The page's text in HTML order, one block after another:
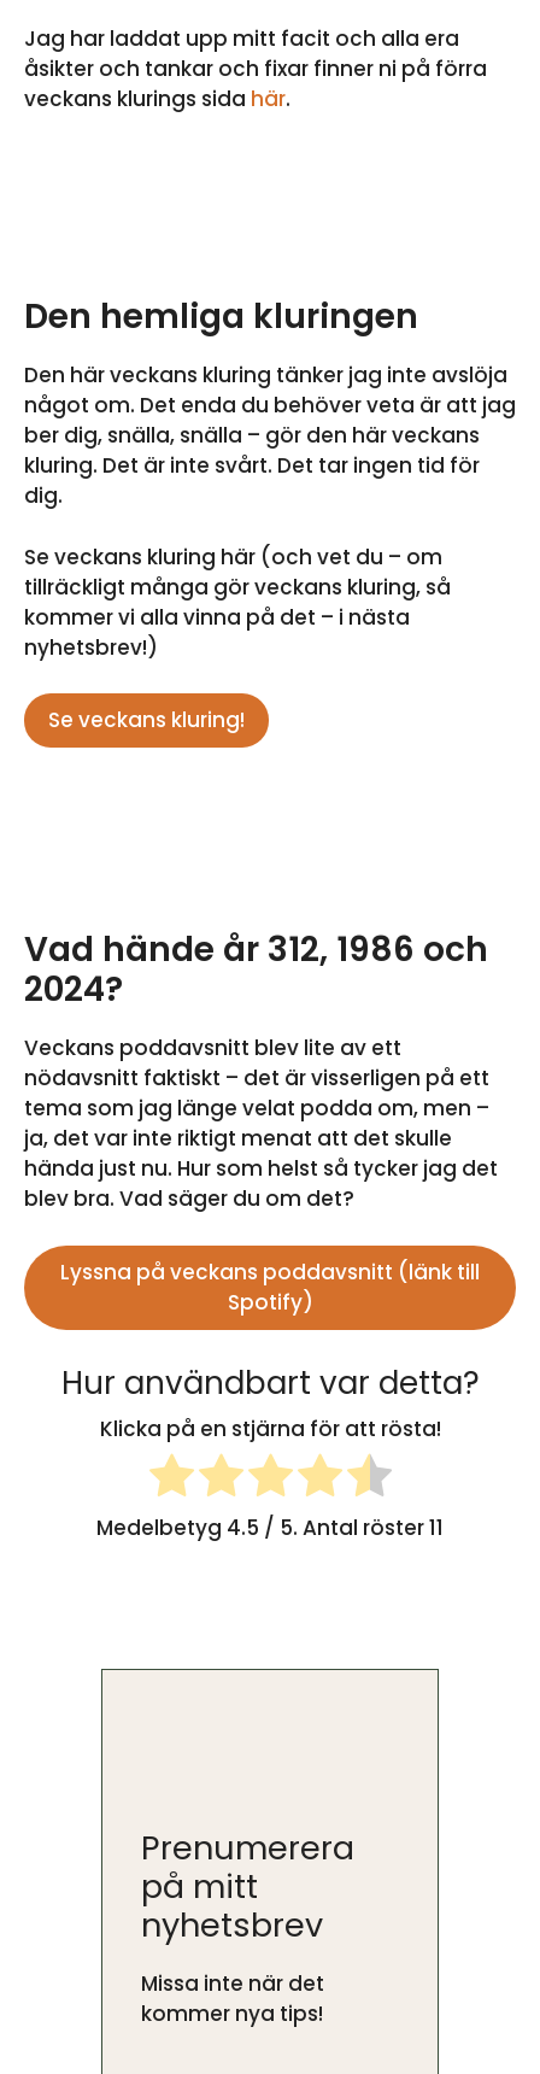
Jag har laddat upp mitt facit och alla era
åsikter och tankar och fixar finner ni på förra
veckans klurings sida här.
Den hemliga kluringen
Den här veckans kluring tänker jag inte avslöja
något om. Det enda du behöver veta är att jag
ber dig, snälla, snälla – gör den här veckans
kluring. Det är inte svårt. Det tar ingen tid för
dig.
Se veckans kluring här (och vet du – om
tillräckligt många gör veckans kluring, så
kommer vi alla vinna på det – i nästa
nyhetsbrev!)
Se veckans kluring!
Vad hände år 312, 1986 och
2024?
Veckans poddavsnitt blev lite av ett
nödavsnitt faktiskt – det är visserligen på ett
tema som jag länge velat podda om, men –
ja, det var inte riktigt menat att det skulle
hända just nu. Hur som helst så tycker jag det
blev bra. Vad säger du om det?
Lyssna på veckans poddavsnitt (länk till
Spotify)
Hur användbart var detta?
Klicka på en stjärna för att rösta!
Medelbetyg 4.5 / 5. Antal röster11
Prenumerera
på mitt
nyhetsbrev
Missa inte när det
kommer nya tips!